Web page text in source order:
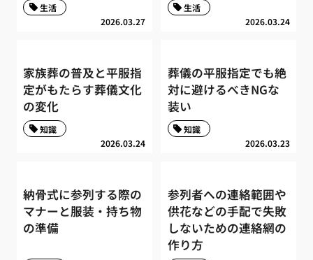
2026.03.27
生活
2026.03.24
生活
家族葬の普及と平服指
定がもたらす葬儀文化
の変化
2026.03.24
知識
葬儀の平服指定でも絶
対に避けるべきNGな
装い
2026.03.23
知識
納骨式に参列する際の
マナーと服装・持ち物
の準備
参列者への連絡範囲や
供花などの手配で失敗
しないための連絡網の
作り方